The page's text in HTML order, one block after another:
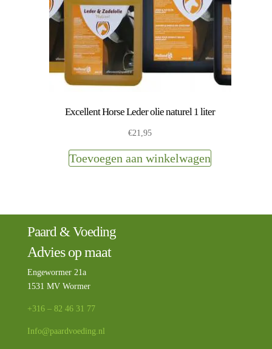
Excellent Horse Leder olie naturel 1 liter
€21,95
Toevoegen aan winkelwagen
Paard & Voeding
Advies op maat
Engewormer 21a
1531 MV Wormer
+316 – 82 46 31 77
Info@paardvoeding.nl